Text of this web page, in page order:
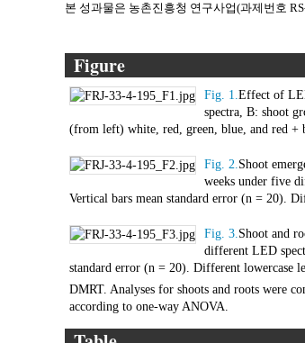
본 성과물은 농촌진흥청 연구사업(과제번호
Figure
Fig. 1.Effect of
spectra, B: shoot
(from left) white, red, green, blue, and red +
Fig. 2.Shoot
weeks under five
Vertical bars mean standard error (n = 20).
Fig. 3.Shoot and
different LED
standard error (n = 20). Different lowercase
DMRT. Analyses for shoots and roots were
according to one-way ANOVA.